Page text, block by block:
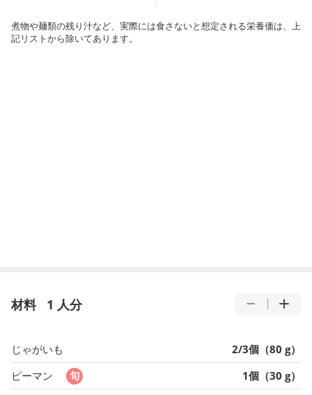
煮物や麺類の残り汁など、実際には食さないと想定される栄養価は、上
記リストから除いてあります。
材料 1 人分
じゃがいも
2/3個（80 g）
ピーマン
1個（30 g）